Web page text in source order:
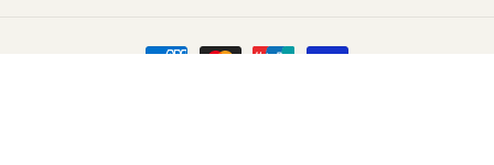
Formas